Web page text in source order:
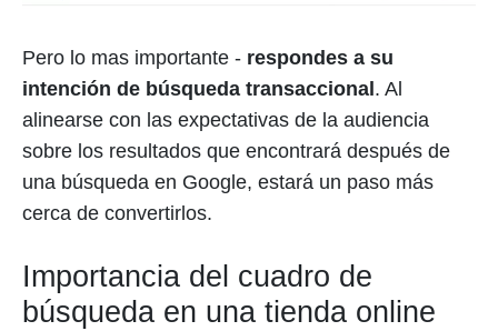
Pero lo mas importante - respondes a su
intención de búsqueda transaccional . Al
alinearse con las expectativas de la audiencia
sobre los resultados que encontrará después de
una búsqueda en Google, estará un paso más
cerca de convertirlos.
Importancia del cuadro de
búsqueda en una tienda online